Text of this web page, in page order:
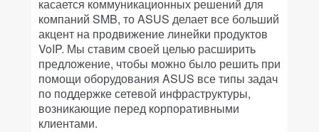
касается коммуникационных решений для
компаний SMB, то ASUS делает все больший
акцент на продвижение линейки продуктов
VoIP. Мы ставим своей целью расширить
предложение, чтобы можно было решить при
помощи оборудования ASUS все типы задач
по поддержке сетевой инфраструктуры,
возникающие перед корпоративными
клиентами.